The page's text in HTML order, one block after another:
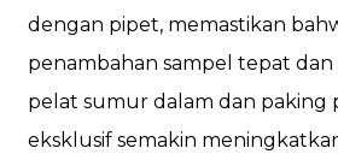
dengan pipet, memastikan
penambahan sampel tepat
pelat sumur dalam dan paking
eksklusif semakin